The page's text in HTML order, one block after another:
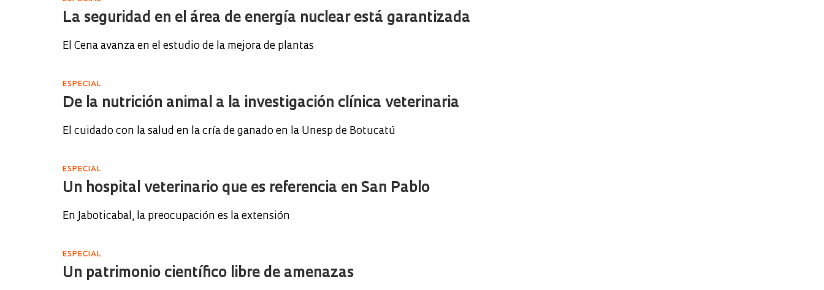
La seguridad en el área de energía nuclear está garantizada
El Cena avanza en el estudio de la mejora de plantas
ESPECIAL
De la nutrición animal a la investigación clínica veterinaria
El cuidado con la salud en la cría de ganado en la Unesp de Botucatú
ESPECIAL
Un hospital veterinario que es referencia en San Pablo
En Jaboticabal, la preocupación es la extensión
ESPECIAL
Un patrimonio científico libre de amenazas